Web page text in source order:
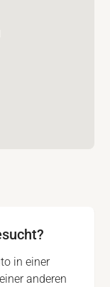
in einer
anderen